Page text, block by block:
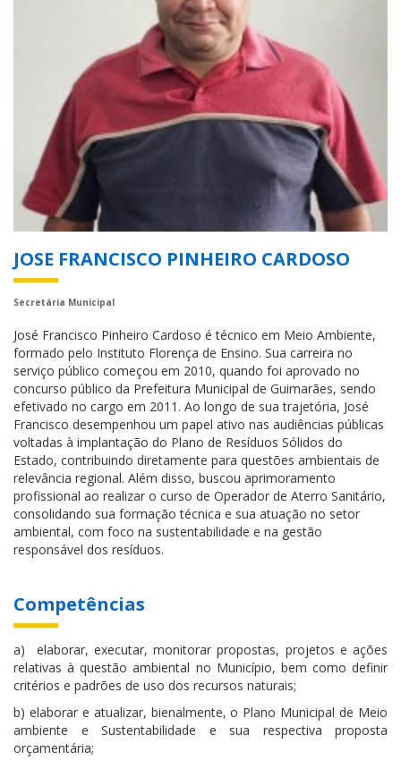
JOSE FRANCISCO PINHEIRO CARDOSO
Secretária Municipal
José Francisco Pinheiro Cardoso é técnico em Meio Ambiente,
formado pelo Instituto Florença de Ensino. Sua carreira no
serviço público começou em 2010, quando foi aprovado no
concurso público da Prefeitura Municipal de Guimarães, sendo
efetivado no cargo em 2011. Ao longo de sua trajetória, José
Francisco desempenhou um papel ativo nas audiências públicas
voltadas à implantação do Plano de Resíduos Sólidos do
Estado, contribuindo diretamente para questões ambientais de
relevância regional. Além disso, buscou aprimoramento
profissional ao realizar o curso de Operador de Aterro Sanitário,
consolidando sua formação técnica e sua atuação no setor
ambiental, com foco na sustentabilidade e na gestão
responsável dos resíduos.
Competências
a) elaborar, executar, monitorar propostas, projetos e ações
relativas à questão ambiental no Município, bem como definir
critérios e padrões de uso dos recursos naturais;
b) elaborar e atualizar, bienalmente, o Plano Municipal de Meio
ambiente e Sustentabilidade e sua respectiva proposta
orçamentária;